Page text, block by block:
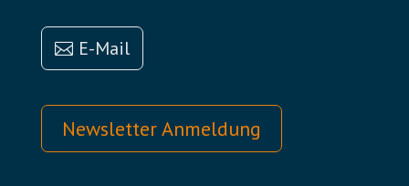
E-Mail
Newsletter Anmeldung